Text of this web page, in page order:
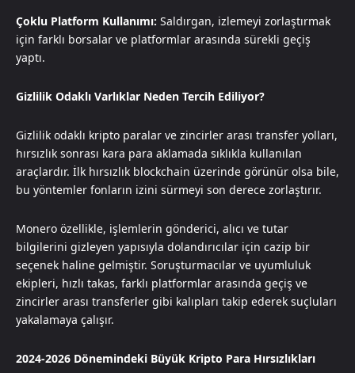
Çoklu Platform Kullanımı: Saldırgan, izlemeyi zorlaştırmak
için farklı borsalar ve platformlar arasında sürekli geçiş
yaptı.
Gizlilik Odaklı Varlıklar Neden Tercih Ediliyor?
Gizlilik odaklı kripto paralar ve zincirler arası transfer yolları,
hırsızlık sonrası kara para aklamada sıklıkla kullanılan
araçlardır. İlk hırsızlık blockchain üzerinde görünür olsa bile,
bu yöntemler fonların izini sürmeyi son derece zorlaştırır.
Monero özellikle, işlemlerin gönderici, alıcı ve tutar
bilgilerini gizleyen yapısıyla dolandırıcılar için cazip bir
seçenek haline gelmiştir. Soruşturmacılar ve uyumluluk
ekipleri, hızlı takas, farklı platformlar arasında geçiş ve
zincirler arası transferler gibi kalıpları takip ederek suçluları
yakalamaya çalışır.
2024-2026 Dönemindeki Büyük Kripto Para Hırsızlıkları